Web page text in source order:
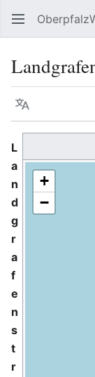
Sprache
+
−
L
a
n
d
g
r
a
f
e
n
s
t
r